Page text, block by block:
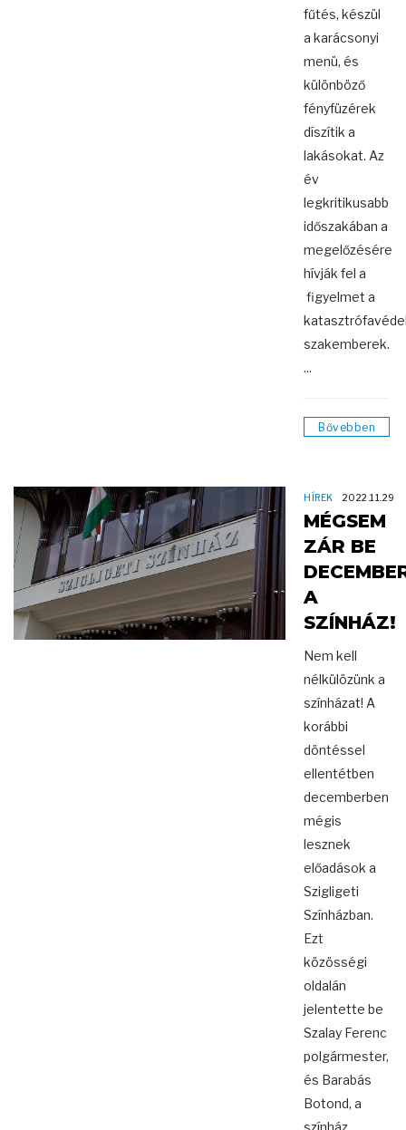
fűtés, készül
a karácsonyi
menü, és
különböző
fényfüzérek
díszítik a
lakásokat. Az
év
legkritikusabb
időszakában a
megelőzésére
hívják fel a
figyelmet a
szakemberek.
...
Bővebben
HÍREK 2022.11.29
MÉGSEM
ZÁR BE
A
SZÍNHÁZ!
Nem kell
nélkülözünk a
színházat! A
korábbi
döntéssel
ellentétben
decemberben
mégis
lesznek
előadások a
Szigligeti
Színházban.
Ezt
közösségi
oldalán
jelentette be
Szalay Ferenc
polgármester,
és Barabás
Botond, a
színház